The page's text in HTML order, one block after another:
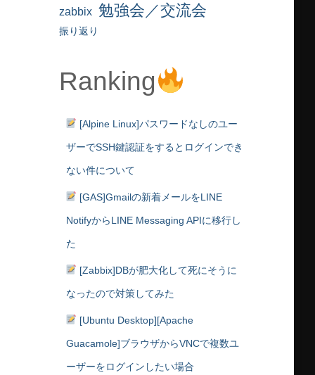
zabbix 勉強会／交流会
振り返り
Ranking
[Alpine Linux]パスワードなしのユー
ザーでSSH鍵認証をするとログインでき
ない件について
[GAS]Gmailの新着メールをLINE
NotifyからLINE Messaging APIに移行し
た
[Zabbix]DBが肥大化して死にそうに
なったので対策してみた
[Ubuntu Desktop][Apache
Guacamole]ブラウザからVNCで複数ユ
ーザーをログインしたい場合